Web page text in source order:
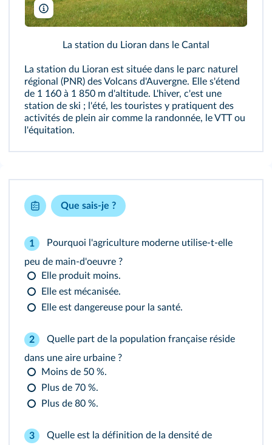
OT Lioran/T.Marsilhac
La station du Lioran dans le Cantal
La station du Lioran est située dans le parc naturel
régional (PNR) des Volcans d'Auvergne. Elle s'étend
de 1 160 à 1 850 m d'altitude. L'hiver, c'est une
station de ski ; l'été, les touristes y pratiquent des
activités de plein air comme la randonnée, le VTT ou
l'équitation.
Que sais-je ?
1
Pourquoi l'agriculture moderne utilise-t-elle
peu de main-d'oeuvre ?
Elle produit moins.
Elle est mécanisée.
Elle est dangereuse pour la santé.
2
Quelle part de la population française réside
dans une aire urbaine ?
Moins de 50 %.
Plus de 70 %.
Plus de 80 %.
3
Quelle est la définition de la densité de